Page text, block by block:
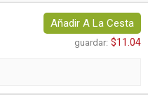
Añadir A La Cesta
guardar: $11.04